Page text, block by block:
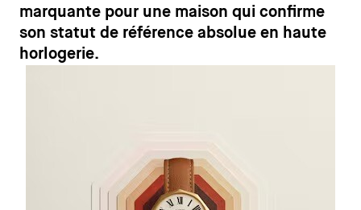
marquante pour une maison qui confirme
son statut de référence absolue en haute
horlogerie.